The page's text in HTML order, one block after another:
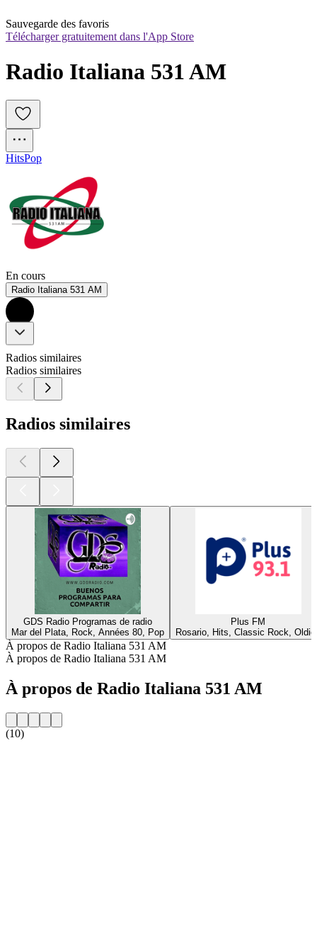
Sauvegarde des favoris
Télécharger gratuitement dans l'App Store
Radio Italiana 531 AM
HitsPop
En cours
Radio Italiana 531 AM
Radios similaires
Radios similaires
Radios similaires
GDS Radio Programas de radio
Mar del Plata, Rock, Années 80, Pop
Plus FM
Rosario, Hits, Classic Rock,
À propos de Radio Italiana 531 AM
À propos de Radio Italiana 531 AM
À propos de Radio Italiana 531 AM
(10)